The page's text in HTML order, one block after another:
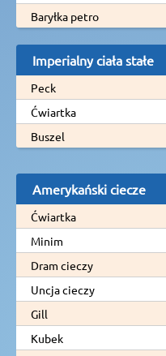
Baryłka petro
Imperialny ciała stałe
Peck
Ćwiartka
Buszel
Amerykański ciecze
Ćwiartka
Minim
Dram cieczy
Uncja cieczy
Gill
Kubek